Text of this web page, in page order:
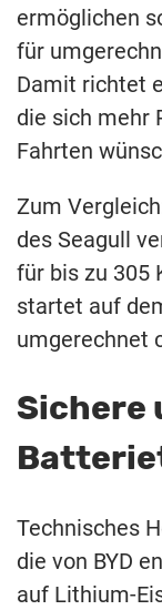
ermöglichen
für
Damit richtet
die sich mehr
Fahrten
Zum
des Seagull
für bis zu 305
startet auf
umgerechnet
Sichere
Technisches
die von BYD
auf Lithium-